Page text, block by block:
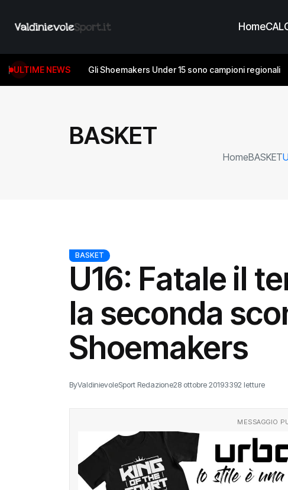
Home
ULTIME NEWS Gli Shoemakers Under 15 sono campioni regionali
BASKET
HomeBASKET
BASKET
U16: Fatale il
la seconda
Shoemakers
ByValdinievoleSport Redazione28 ottobre 20193392 letture
MESSAGGIO